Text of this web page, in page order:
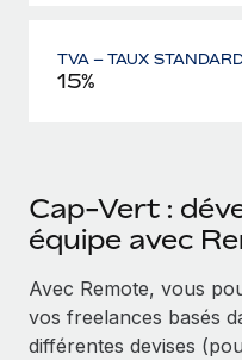
TVA – TAUX
15%
Cap-Vert :
équipe avec
Avec Remote, vous
vos freelances basés
différentes devises